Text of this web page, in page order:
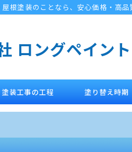
根塗装のことなら、安心価格・高
ロングペイント
塗装工事の工程 塗り替え時期